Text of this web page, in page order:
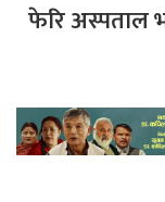
फेरि अस्पताल